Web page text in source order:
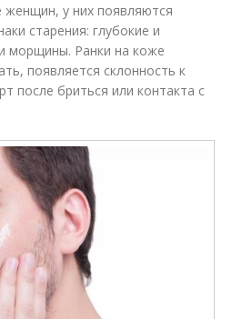
у них появляются
старения: глубокие и
морщины. Ранки на коже
появляется склонность к
после бриться или контакта с